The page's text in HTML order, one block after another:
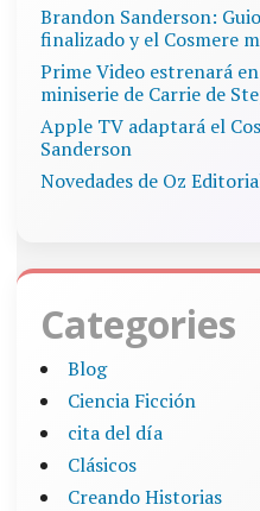
Brandon Sanderson:
finalizado y el Cosmere
Prime Video estrenará
miniserie de Carrie de
Apple TV adaptará el
Sanderson
Novedades de Oz
Categories
Blog
Ciencia Ficción
cita del día
Clásicos
Creando Historias